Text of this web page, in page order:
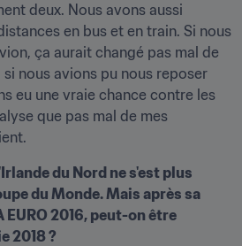
deux. Nous avons aussi
en bus et en train. Si nous
ça aurait changé pas mal de
nous avions pu nous reposer
eu une vraie chance contre les
que pas mal de mes
du Nord ne s'est plus
du Monde. Mais après sa
EURO 2016, peut-on être
2018 ?